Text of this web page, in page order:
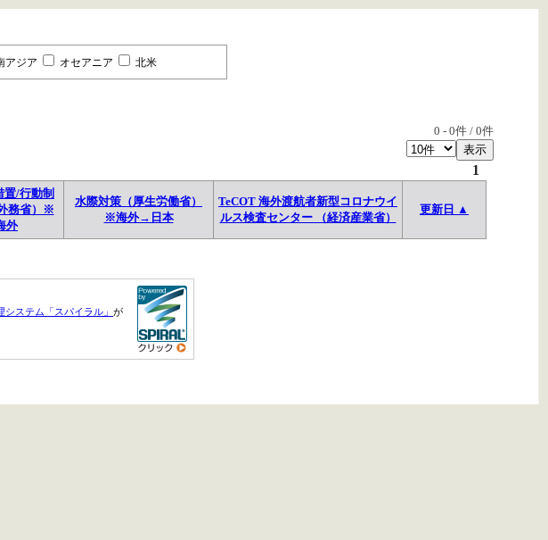
アジア オセアニア 北米
0 - 0件 / 0件
1
置/行動制
務省）※
外
水際対策（厚生労働省）
※海外→日本
TeCOT 海外渡航者新型コロナウイ
ルス検査センター （経済産業省）
更新日 ▲
システム「スパイラル」 が